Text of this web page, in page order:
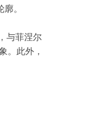
。
与菲涅尔
。此外，